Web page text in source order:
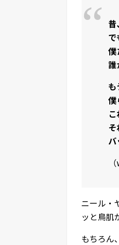
僕
誰
僕
バ
ニール・
ッと鳥肌
もちろん